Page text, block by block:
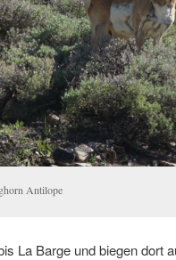
Antilope
La Barge und biegen dort